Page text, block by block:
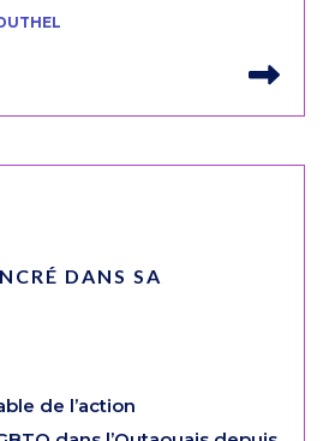
DANS SA
de l’action